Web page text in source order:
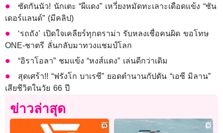
ซัดกันนัว! นักเตะ “ผีแดง” เหวี่ยงหมัดทะเลาะเดือดแข้ง “ซัน
เดอร์แลนด์” (มีคลิป)
‘รถถัง’ เปิดใจเคลียร์ทุกดราม่า รับหลงเชื่อคนผิด ขอโทษ
ONE-ชาตรี ลั่นกลับมาทวงแชมป์โลก
“อิราโอลา” ชมแข้ง “หงส์แดง” เล่นดีกว่าเดิม
สุดเศร้า!! “ฟรังโก บาเรซี” ยอดตำนานกัปตัน “เอซี มิลาน”
เสียชีวิตในวัย 66 ปี
ข่าวล่าสุด